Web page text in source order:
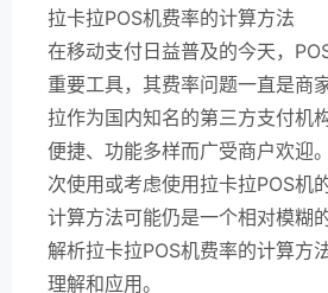
拉卡拉POS机费率的计算方法
在移动支付日益普及的今天，
重要工具，其费率问题一直是商
拉作为国内知名的第三方支付机
便捷、功能多样而广受商户欢迎
次使用或考虑使用拉卡拉POS机
计算方法可能仍是一个相对模糊
解析拉卡拉POS机费率的计算方
理解和应用。